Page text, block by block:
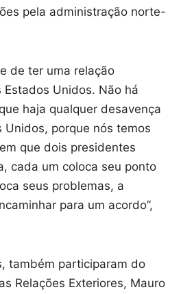
pela administração norte-
de ter uma relação
Unidos. Não há
haja qualquer desavença
Unidos, porque nós temos
que dois presidentes
cada um coloca seu ponto
seus problemas, a
para um acordo”,
também participaram do
Relações Exteriores, Mauro